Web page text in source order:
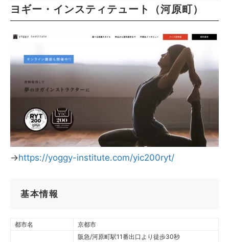
ヨギー・インスティテュート（河原町）
→https://yoggy-institute.com/yic200ryt/
基本情報
都市名 京都市
阪急/河原町駅11番出口より徒歩30秒